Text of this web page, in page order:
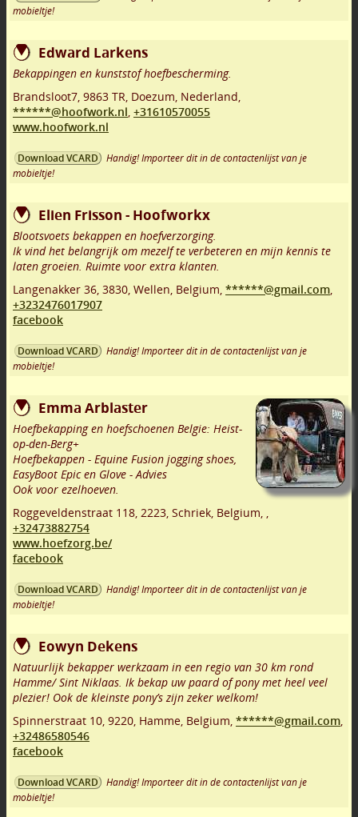
mobieltje!
Edward Larkens
Bekappingen en kunststof hoefbescherming.
Brandsloot7, 9863 TR, Doezum, Nederland,
******@hoofwork.nl, +31610570055
www.hoofwork.nl
Download VCARD
Handig! Importeer dit in de contactenlijst van je
mobieltje!
Elien Frisson - Hoofworkx
Blootsvoets bekappen en hoefverzorging.
Ik vind het belangrijk om mezelf te verbeteren en mijn kennis te
laten groeien. Ruimte voor extra klanten.
Langenakker 36, 3830, Wellen, Belgium, ******@gmail.com,
+3232476017907
facebook
Download VCARD
Handig! Importeer dit in de contactenlijst van je
mobieltje!
Emma Arblaster
Hoefbekapping en hoefschoenen Belgie: Heist-
op-den-Berg+
Hoefbekappen - Equine Fusion jogging shoes,
EasyBoot Epic en Glove - Advies
Ook voor ezelhoeven.
Roggeveldenstraat 118, 2223, Schriek, Belgium, ,
+32473882754
www.hoefzorg.be/
facebook
Download VCARD
Handig! Importeer dit in de contactenlijst van je
mobieltje!
Eowyn Dekens
Natuurlijk bekapper werkzaam in een regio van 30 km rond
Hamme/ Sint Niklaas. Ik bekap uw paard of pony met heel veel
plezier! Ook de kleinste pony’s zijn zeker welkom!
Spinnerstraat 10, 9220, Hamme, Belgium, ******@gmail.com,
+32486580546
facebook
Download VCARD
Handig! Importeer dit in de contactenlijst van je
mobieltje!